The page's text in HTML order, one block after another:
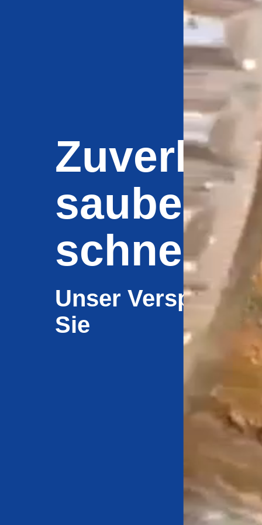
sauber,
schnell
Unser
Sie